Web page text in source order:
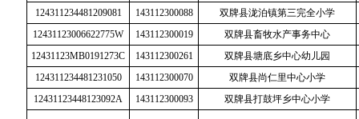
124311234481209081
143112300088
双牌县泷泊镇第三完全小学
12431123006622775W
143112300019
双牌县畜牧水产事务中心
12431123MB0191273C
143112300261
双牌县塘底乡中心幼儿园
124311234481231050
143112300070
双牌县尚仁里中心小学
12431123448123092A
143112300093 双牌县打鼓坪乡中心小学